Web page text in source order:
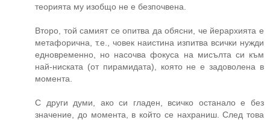
теорията му изобщо не е безпочвена.
Второ, той самият се опитва да обясни, че йерархията е
метафорична, т.е., човек наистина изпитва всички нужди
едновременно, но насочва фокуса на мисълта си към
най-ниската (от пирамидата), която не е задоволена в
момента.
С други думи, ако си гладен, всичко останало е без
значение, до момента, в който се нахраниш. След това